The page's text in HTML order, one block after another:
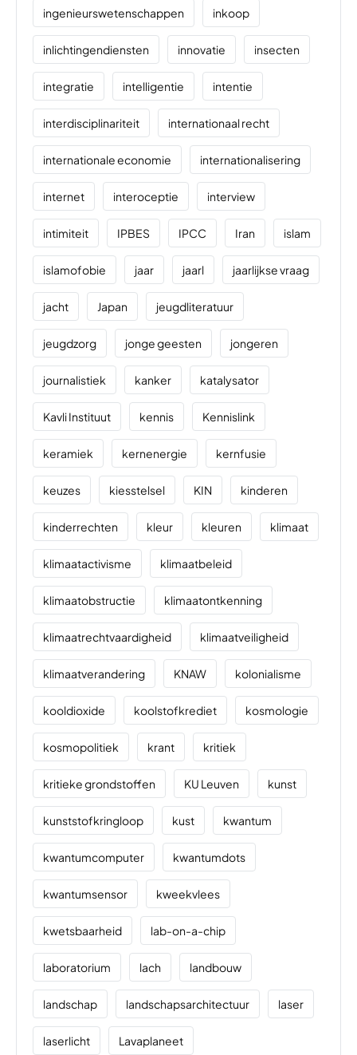
ingenieurswetenschappen inkoop
inlichtingendiensten innovatie insecten
integratie intelligentie intentie
interdisciplinariteit internationaal recht
internationale economie internationalisering
internet interoceptie interview
intimiteit IPBES IPCC Iran islam
islamofobie jaar jaarl jaarlijkse vraag
jacht Japan jeugdliteratuur
jeugdzorg jonge geesten jongeren
journalistiek kanker katalysator
Kavli Instituut kennis Kennislink
keramiek kernenergie kernfusie
keuzes kiesstelsel KIN kinderen
kinderrechten kleur kleuren klimaat
klimaatactivisme klimaatbeleid
klimaatobstructie klimaatontkenning
klimaatrechtvaardigheid klimaatveiligheid
klimaatverandering KNAW kolonialisme
kooldioxide koolstofkrediet kosmologie
kosmopolitiek krant kritiek
kritieke grondstoffen KU Leuven kunst
kunststofkringloop kust kwantum
kwantumcomputer kwantumdots
kwantumsensor kweekvlees
kwetsbaarheid lab-on-a-chip
laboratorium lach landbouw
landschap landschapsarchitectuur laser
laserlicht Lavaplaneet